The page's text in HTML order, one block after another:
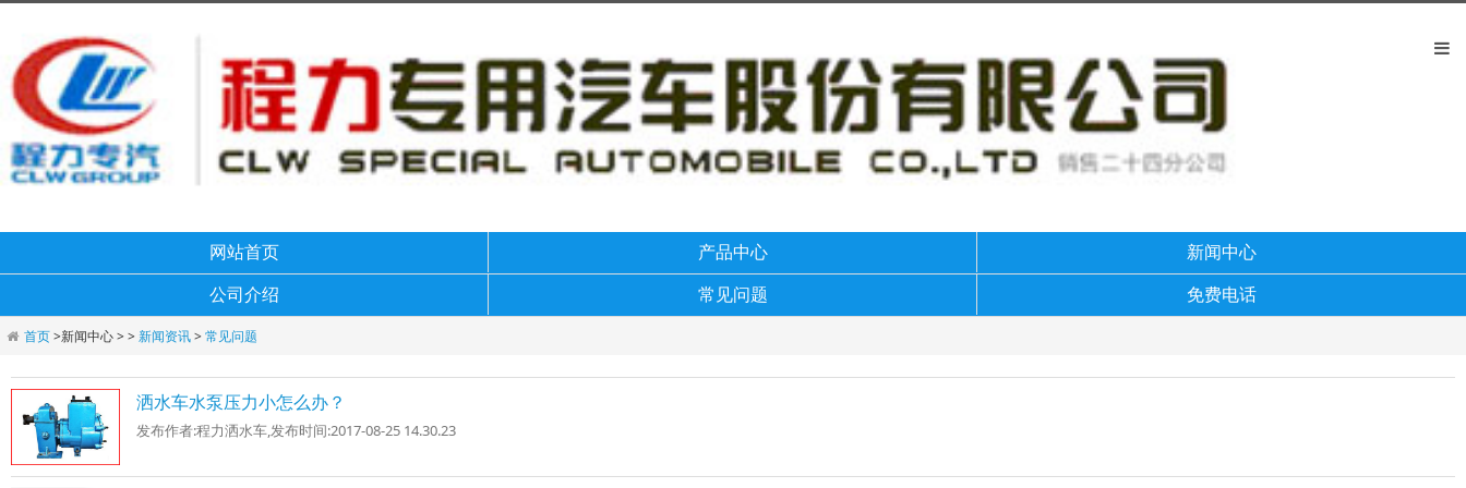
网站首页 产品中心
新闻中心
公司介绍
常见问题 免费电话
首页>新闻中心 > >新闻资讯>常见问题
洒水车水泵压力小怎么办？
发布作者:程力洒水车,发布时间:2017-08-25 14.30.23